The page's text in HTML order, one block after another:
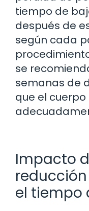
tiempo de
después de
según cada
se
semanas de
que el
Impacto
el tiempo